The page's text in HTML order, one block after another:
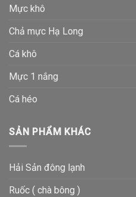
Mực khô
Chả mực Hạ Long
Cá khô
Mực 1 nắng
Cá héo
SẢN PHẨM KHÁC
Hải Sản đông lạnh
Ruốc ( chà bông )